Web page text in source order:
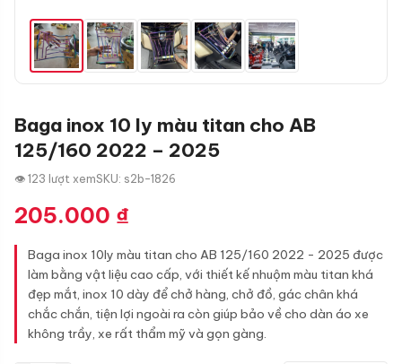
Baga inox 10 ly màu titan cho AB
125/160 2022 – 2025
👁 123 lượt xemSKU: s2b-1826
205.000 ₫
Baga inox 10ly màu titan cho AB 125/160 2022 - 2025 được
làm bằng vật liệu cao cấp, với thiết kế nhuộm màu titan khá
đẹp mắt, inox 10 dày để chở hàng, chở đồ, gác chân khá
chắc chắn, tiện lợi ngoài ra còn giúp bảo về cho dàn áo xe
không trầy, xe rất thẩm mỹ và gọn gàng.